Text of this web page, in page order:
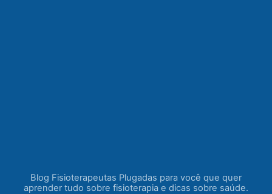
Blog Fisioterapeutas Plugadas para você que quer
aprender tudo sobre fisioterapia e dicas sobre saúde.